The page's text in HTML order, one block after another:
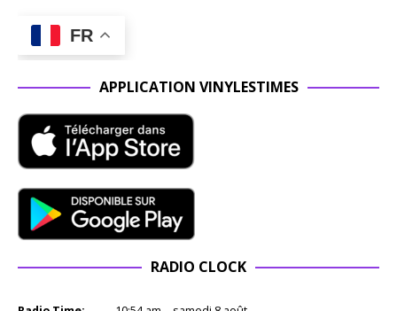
FR
APPLICATION VINYLESTIMES
RADIO CLOCK